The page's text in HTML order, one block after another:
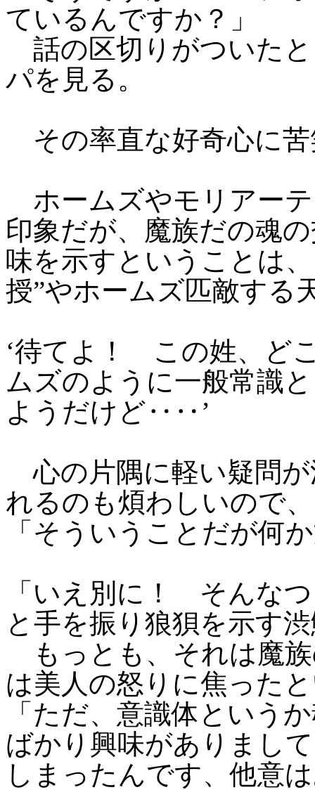
ているんですか？」
話の区切りがついた
パを見る。
その率直な好奇心に
ホームズやモリアー
印象だが、魔族だの魂
味を示すということは
授”やホームズ匹敵する
‘待てよ！ この姓、ど
ムズのように一般常識
ようだけど‥‥’
心の片隅に軽い疑問
れるのも煩わしいので、
「そういうことだが何
「いえ別に！ そんな
と手を振り狼狽を示す
もっとも、それは魔
は美人の怒りに焦った
「ただ、意識体という
ばかり興味がありまし
しまったんです、他意